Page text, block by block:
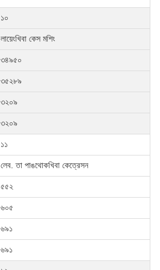
১০
লায়েংখিবা কেস মশিং
৩৪৯৫০
৩৫২৮৯
৩২০৯
৩২০৯
১১
লেব. তা পাঙথোকখিবা কেত্রেসন
৫৫২
৬০৫
৬৯১
৬৯১